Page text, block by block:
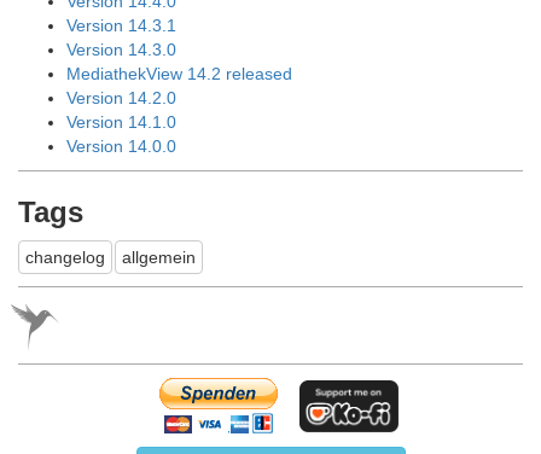
Version 14.3.1
Version 14.3.0
MediathekView 14.2 released
Version 14.2.0
Version 14.1.0
Version 14.0.0
Tags
changelog allgemein